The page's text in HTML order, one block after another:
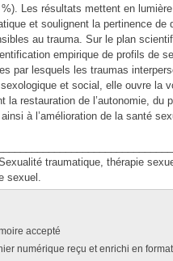
Les résultats mettent en
et soulignent la pertinence de
au trauma. Sur le plan
empirique de profils de
par lesquels les traumas
et social, elle ouvre la
la restauration de l’autonomie, du
à l’amélioration de la santé
traumatique, thérapie
sexuel.
accepté
numérique reçu et enrichi en